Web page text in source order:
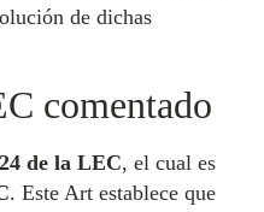
de dichas
comentado
de la LEC, el cual es
. Este Art establece que